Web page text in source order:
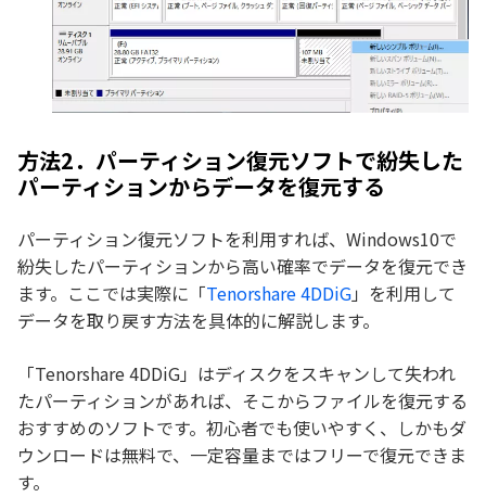
方法2．パーティション復元ソフトで紛失した
パーティションからデータを復元する
パーティション復元ソフトを利用すれば、Windows10で
紛失したパーティションから高い確率でデータを復元でき
ます。ここでは実際に「Tenorshare 4DDiG」を利用して
データを取り戻す方法を具体的に解説します。
「Tenorshare 4DDiG」はディスクをスキャンして失われ
たパーティションがあれば、そこからファイルを復元する
おすすめのソフトです。初心者でも使いやすく、しかもダ
ウンロードは無料で、一定容量まではフリーで復元できま
す。